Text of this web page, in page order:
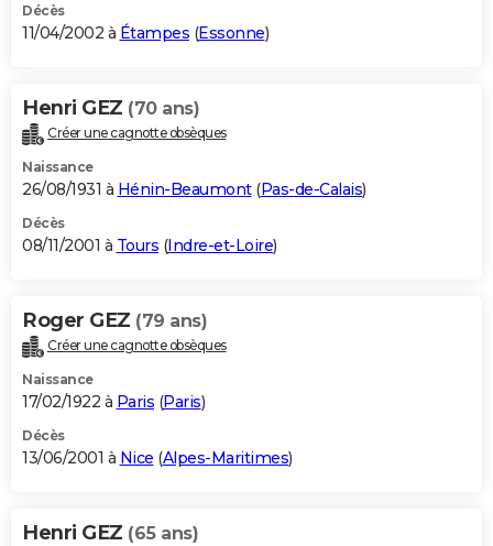
Décès
11/04/2002 à Étampes (Essonne)
Henri GEZ (70 ans)
Créer une cagnotte obsèques
Naissance
26/08/1931 à Hénin-Beaumont(Pas-de-Calais)
Décès
08/11/2001 à Tours (Indre-et-Loire)
Roger GEZ (79 ans)
Créer une cagnotte obsèques
Naissance
17/02/1922 à Paris (Paris)
Décès
13/06/2001 à Nice (Alpes-Maritimes)
Henri GEZ (65 ans)